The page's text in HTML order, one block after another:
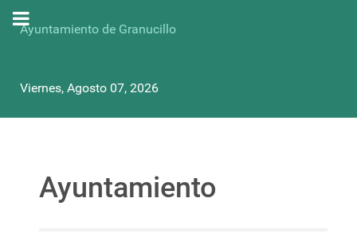
Ayuntamiento de Granucillo
Viernes, Agosto 07, 2026
Ayuntamiento